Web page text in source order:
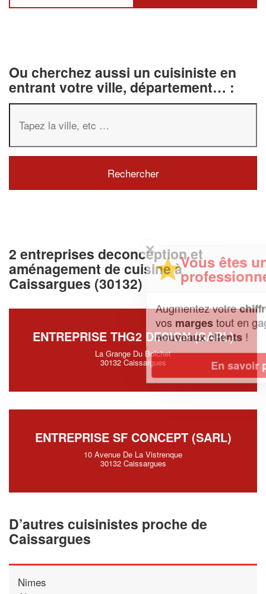
Ou cherchez aussi un cuisiniste en
entrant votre ville, département… :
2 entreprises deconception et
aménagement de cuisine à
Caissargues (30132)
ENTREPRISE THG2 DESIGN (SARL)
La Grange Du Bolchet
30132 Caissargues
ENTREPRISE SF CONCEPT (SARL)
10 Avenue De La Vistrenque
30132 Caissargues
D’autres cuisinistes proche de
Caissargues
Nimes
✕
Vous êtes un
professionnel ?
Augmentez votrechiffre d'affaireset
tout en gagnant de
nouveaux clients!
En savoir plus